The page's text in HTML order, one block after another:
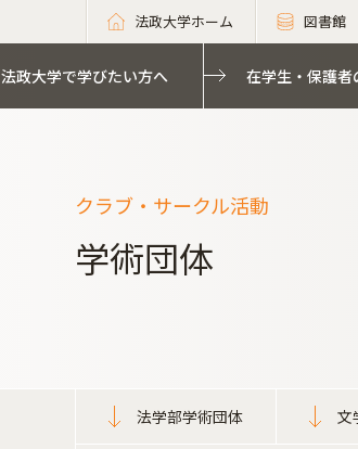
法政大学ホーム 図書館
法政大学で学びたい方へ 在学生・保護者
クラブ・サークル活動
学術団体
法学部学術団体 文